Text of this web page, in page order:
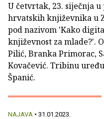
U četvrtak, 23. siječnja
hrvatskih književnika u
pod nazivom 'Kako
književnost za mlade?'.
Pilić, Branka Primorac,
Kovačević. Tribinu
Španić.
NAJAVA • 31.01.2023.